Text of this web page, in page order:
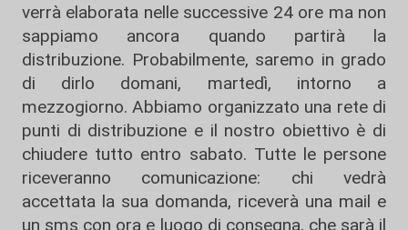
verrà elaborata nelle successive 24 ore ma non
sappiamo ancora quando partirà la
distribuzione. Probabilmente, saremo in grado
di dirlo domani, martedì, intorno a
mezzogiorno. Abbiamo organizzato una rete di
punti di distribuzione e il nostro obiettivo è di
chiudere tutto entro sabato. Tutte le persone
riceveranno comunicazione: chi vedrà
accettata la sua domanda, riceverà una mail e
un sms con ora e luogo di consegna, che sarà il